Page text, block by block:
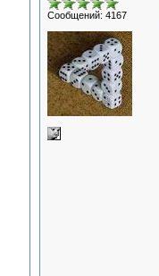
Сообщений: 4167